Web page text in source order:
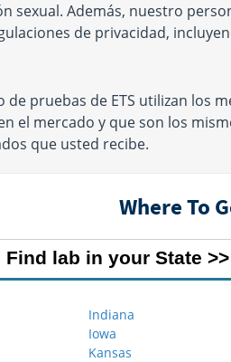
sexual. Además, nuestro
de privacidad,
pruebas de ETS utilizan los
el mercado y que son los
que usted recibe.
Where To
Find lab in your State
Indiana
Iowa
Kansas